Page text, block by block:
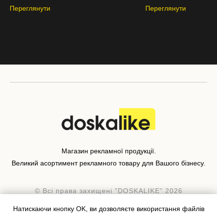
Переглянути Переглянути
Магазин рекламної продукції.
Великий асортимент рекламного товару для Вашого бізнесу.
© Всі права захищені "DOSKALIKE" 2026
Натискаючи кнопку OK, ви дозволяєте використання файлів